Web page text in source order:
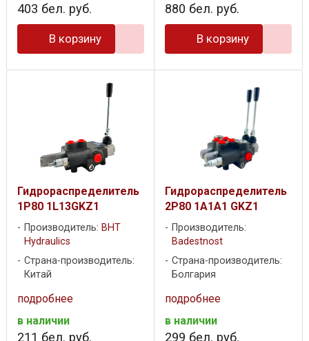
403 бел. руб.
В корзину
880 бел. руб.
В корзину
Гидрораспределитель
1P80 1L13GKZ1
Производитель: BHT
Hydraulics
Страна-производитель:
Китай
подробнее
в наличии
211 бел. руб.
Гидрораспределитель
2P80 1A1A1 GKZ1
Производитель:
Badestnost
Страна-производитель:
Болгария
подробнее
в наличии
299 бел. руб.